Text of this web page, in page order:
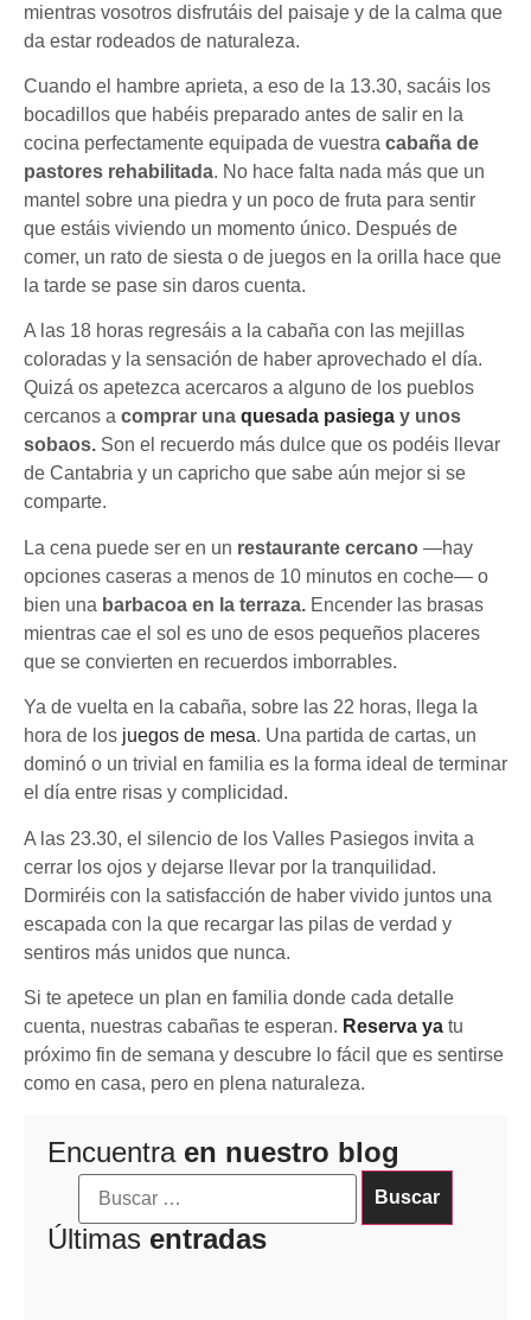
mientras vosotros disfrutáis del paisaje y de la calma que
da estar rodeados de naturaleza.
Cuando el hambre aprieta, a eso de la 13.30, sacáis los
bocadillos que habéis preparado antes de salir en la
cocina perfectamente equipada de vuestra cabaña de
pastores rehabilitada. No hace falta nada más que un
mantel sobre una piedra y un poco de fruta para sentir
que estáis viviendo un momento único. Después de
comer, un rato de siesta o de juegos en la orilla hace que
la tarde se pase sin daros cuenta.
A las 18 horas regresáis a la cabaña con las mejillas
coloradas y la sensación de haber aprovechado el día.
Quizá os apetezca acercaros a alguno de los pueblos
cercanos a comprar una quesada pasiega y unos
sobaos. Son el recuerdo más dulce que os podéis llevar
de Cantabria y un capricho que sabe aún mejor si se
comparte.
La cena puede ser en un restaurante cercano —hay
opciones caseras a menos de 10 minutos en coche— o
bien una barbacoa en la terraza. Encender las brasas
mientras cae el sol es uno de esos pequeños placeres
que se convierten en recuerdos imborrables.
Ya de vuelta en la cabaña, sobre las 22 horas, llega la
hora de los juegos de mesa. Una partida de cartas, un
dominó o un trivial en familia es la forma ideal de terminar
el día entre risas y complicidad.
A las 23.30, el silencio de los Valles Pasiegos invita a
cerrar los ojos y dejarse llevar por la tranquilidad.
Dormiréis con la satisfacción de haber vivido juntos una
escapada con la que recargar las pilas de verdad y
sentiros más unidos que nunca.
Si te apetece un plan en familia donde cada detalle
cuenta, nuestras cabañas te esperan. Reserva ya tu
próximo fin de semana y descubre lo fácil que es sentirse
como en casa, pero en plena naturaleza.
Encuentra en nuestro blog
Últimas entradas